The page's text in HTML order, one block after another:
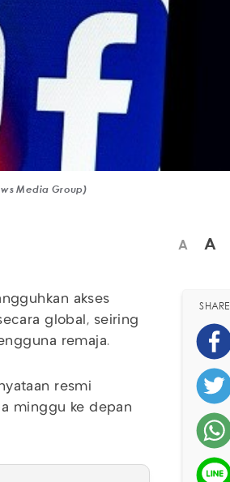
Media Group)
A A
akses
global, seiring
remaja.
resmi
minggu ke depan
SHARE